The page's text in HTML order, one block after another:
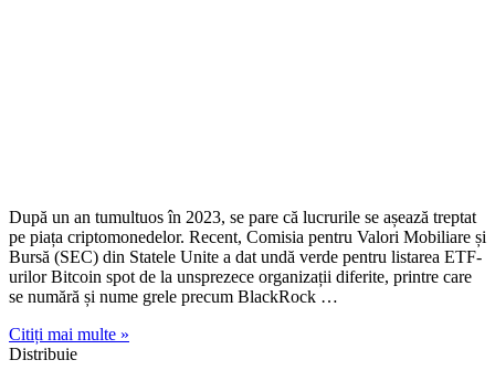
După un an tumultuos în 2023, se pare că lucrurile se așează treptat
pe piața criptomonedelor. Recent, Comisia pentru Valori Mobiliare și
Bursă (SEC) din Statele Unite a dat undă verde pentru listarea ETF-
urilor Bitcoin spot de la unsprezece organizații diferite, printre care
se numără și nume grele precum BlackRock …
Citiți mai multe »
Distribuie